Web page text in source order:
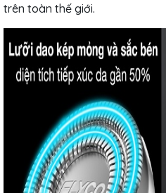
trên toàn thế giới.